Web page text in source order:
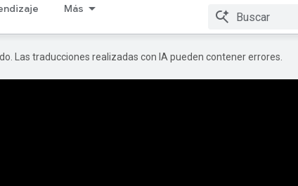
Más
Las traducciones realizadas con IA pueden contener errores.